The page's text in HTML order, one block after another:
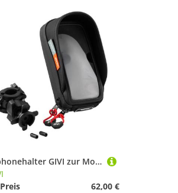
Smartphonehalter GIVI zur Montage an Spiegelstange/Windschild/Rohrlenker
62,00 €